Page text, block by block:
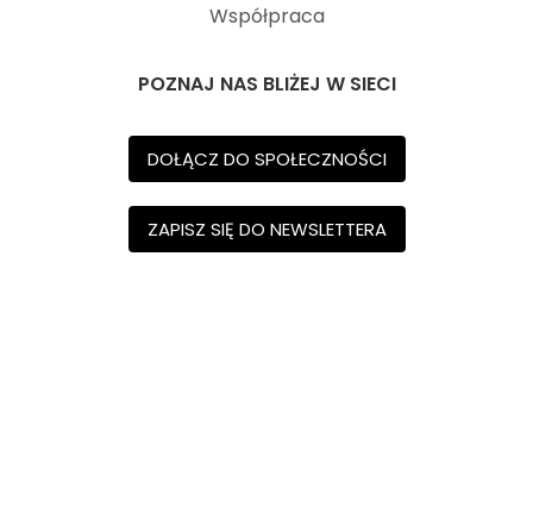
Współpraca
POZNAJ NAS BLIŻEJ W SIECI
DOŁĄCZ DO SPOŁECZNOŚCI
ZAPISZ SIĘ DO NEWSLETTERA